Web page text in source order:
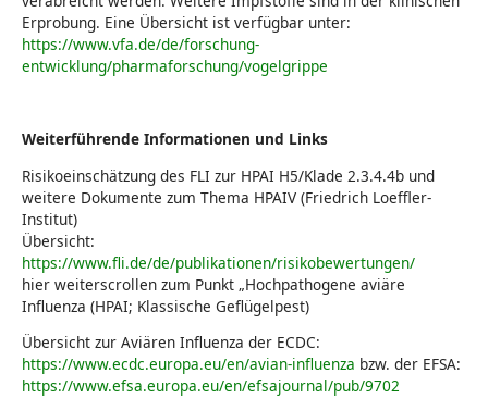
Erprobung. Eine Übersicht ist verfügbar unter:
https://www.vfa.de/de/forschung-
entwicklung/pharmaforschung/vogelgrippe
Weiterführende Informationen und Links
Risikoeinschätzung des FLI zur HPAI H5/Klade 2.3.4.4b und
weitere Dokumente zum Thema HPAIV (Friedrich Loeffler-
Institut)
Übersicht:
https://www.fli.de/de/publikationen/risikobewertungen/
hier weiterscrollen zum Punkt „Hochpathogene aviäre
Influenza (HPAI; Klassische Geflügelpest)
Übersicht zur Aviären Influenza der ECDC:
https://www.ecdc.europa.eu/en/avian-influenza bzw. der EFSA:
https://www.efsa.europa.eu/en/efsajournal/pub/9702